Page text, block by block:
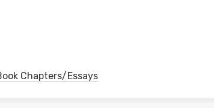
Chapters/Essays